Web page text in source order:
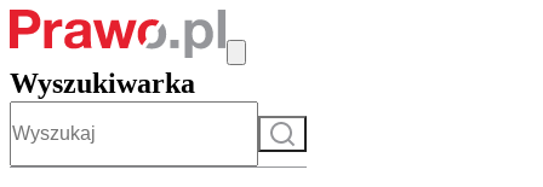
Wyszukiwarka
Szukaj